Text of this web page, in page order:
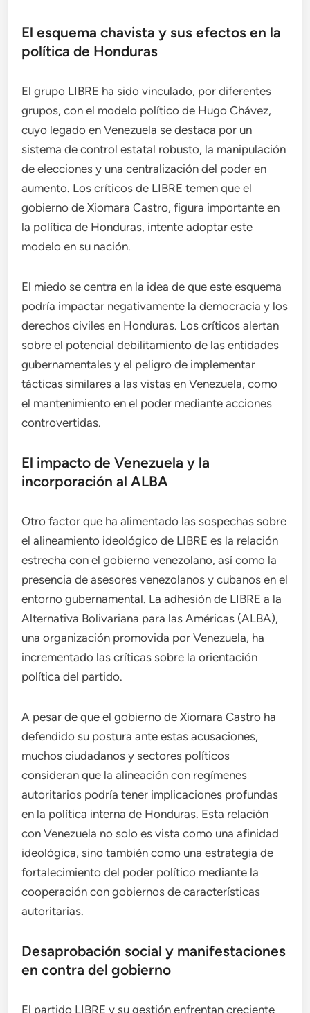
El esquema chavista y sus efectos en la
política de Honduras
El grupo LIBRE ha sido vinculado, por diferentes
grupos, con el modelo político de Hugo Chávez,
cuyo legado en Venezuela se destaca por un
sistema de control estatal robusto, la manipulación
de elecciones y una centralización del poder en
aumento. Los críticos de LIBRE temen que el
gobierno de Xiomara Castro, figura importante en
la política de Honduras, intente adoptar este
modelo en su nación.
El miedo se centra en la idea de que este esquema
podría impactar negativamente la democracia y los
derechos civiles en Honduras. Los críticos alertan
sobre el potencial debilitamiento de las entidades
gubernamentales y el peligro de implementar
tácticas similares a las vistas en Venezuela, como
el mantenimiento en el poder mediante acciones
controvertidas.
El impacto de Venezuela y la
incorporación al ALBA
Otro factor que ha alimentado las sospechas sobre
el alineamiento ideológico de LIBRE es la relación
estrecha con el gobierno venezolano, así como la
presencia de asesores venezolanos y cubanos en el
entorno gubernamental. La adhesión de LIBRE a la
Alternativa Bolivariana para las Américas (ALBA),
una organización promovida por Venezuela, ha
incrementado las críticas sobre la orientación
política del partido.
A pesar de que el gobierno de Xiomara Castro ha
defendido su postura ante estas acusaciones,
muchos ciudadanos y sectores políticos
consideran que la alineación con regímenes
autoritarios podría tener implicaciones profundas
en la política interna de Honduras. Esta relación
con Venezuela no solo es vista como una afinidad
ideológica, sino también como una estrategia de
fortalecimiento del poder político mediante la
cooperación con gobiernos de características
autoritarias.
Desaprobación social y manifestaciones
en contra del gobierno
El partido LIBRE y su gestión enfrentan creciente